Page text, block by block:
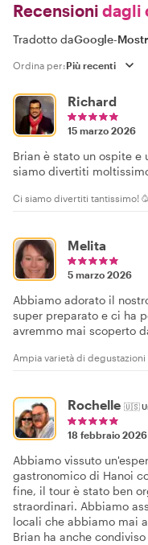
Recensioni dagli
Tradotto daGoogle-
Ordina per:
Richard
15 marzo 2026
Brian è stato un ospite
siamo divertiti
Ci siamo divertiti tantissimo!
Melita
5 marzo 2026
Abbiamo adorato il
super preparato e ci ha
avremmo mai scoperto
Ampia varietà di
Rochelle 🇺🇸
18 febbraio 2026
Abbiamo vissuto
gastronomico di Hanoi
fine, il tour è stato ben
straordinari. Abbiamo
locali che abbiamo mai
Brian ha anche